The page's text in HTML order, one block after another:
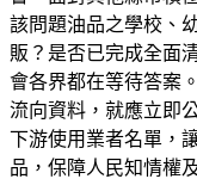
該問題油品之學校、
販？是否已完成全面
會各界都在等待答案
流向資料，就應立即
下游使用業者名單，
品，保障人民知情權